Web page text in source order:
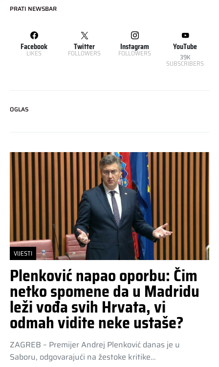
PRATI NEWSBAR
Facebook
LIKES
Twitter
FOLLOWERS
Instagram
FOLLOWERS
YouTube
39K
SUBSCRIBERS
OGLAS
VIJESTI
Plenković napao oporbu: Čim
netko spomene da u Madridu
leži vođa svih Hrvata, vi
odmah vidite neke ustaše?
ZAGREB – Premijer Andrej Plenković danas je u
Saboru, odgovarajući na žestoke kritike…